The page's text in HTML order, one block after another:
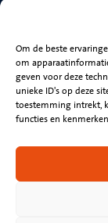
Om de beste
om
geven voor deze
unieke ID's op deze
toestemming intrekt,
functies en
Over
Over
Universiteit
Rankings en